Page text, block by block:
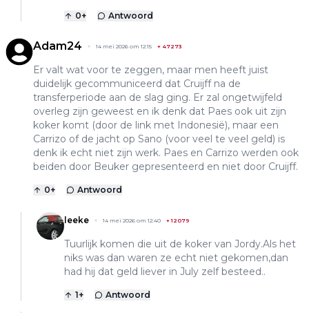
0+ Antwoord
Adam24 14 mei 2026 om 12:15 + 47273
Er valt wat voor te zeggen, maar men heeft juist
duidelijk gecommuniceerd dat Cruijff na de
transferperiode aan de slag ging. Er zal ongetwijfeld
overleg zijn geweest en ik denk dat Paes ook uit zijn
koker komt (door de link met Indonesië), maar een
Carrizo of de jacht op Sano (voor veel te veel geld) is
denk ik echt niet zijn werk. Paes en Carrizo werden ook
beiden door Beuker gepresenteerd en niet door Cruijff.
0+ Antwoord
leeke 14 mei 2026 om 12:40 +12079
Tuurlijk komen die uit de koker van Jordy.Als het
niks was dan waren ze echt niet gekomen,dan
had hij dat geld liever in July zelf besteed..
1+ Antwoord